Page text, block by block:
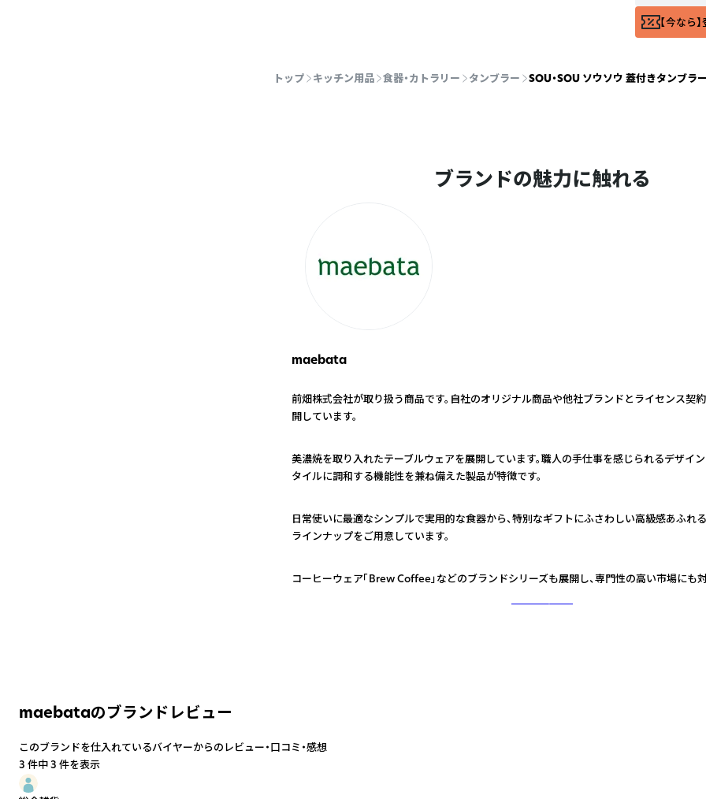
【今なら
トップ キッチン用品 食器・カトラリー タンブラー SOU・SOU ソウソウ 蓋付きタンブラ
ブランドの魅力に触れる
maebata
前畑株式会社が取り扱う商品です。自社のオリジナル商品や他社ブランドとライセンス契
開しています。
美濃焼を取り入れたテーブルウェアを展開しています。職人の手仕事を感じられるデザイ
タイルに調和する機能性を兼ね備えた製品が特徴です。
日常使いに最適なシンプルで実用的な食器から、特別なギフトにふさわしい高級感あふれ
ラインナップをご用意しています。
コーヒーウェア「Brew Coffee」などのブランドシリーズも展開し、専門性の高い市場にも
maebataのブランドレビュー
このブランドを仕入れているバイヤーからのレビュー・口コミ・感想
3 件中 3 件を表示